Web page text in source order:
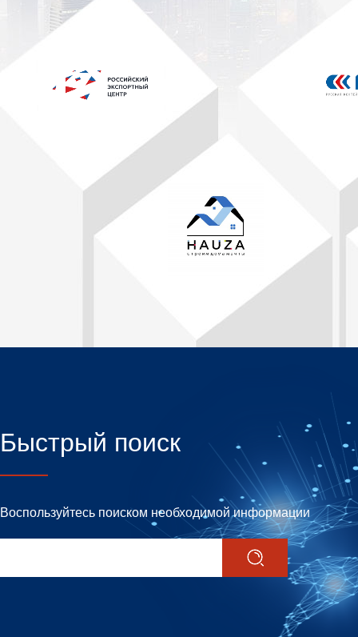
Быстрый поиск
Воспользуйтесь поиском необходимой информации